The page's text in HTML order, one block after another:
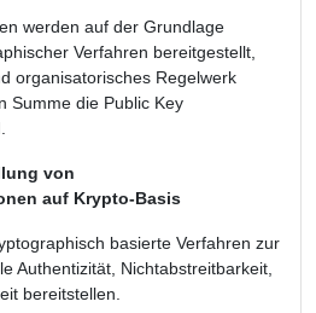
werden auf der Grundlage
Verfahren bereitgestellt,
organisatorisches Regelwerk
Summe die Public Key
von
auf Krypto-Basis
basierte Verfahren zur
Authentizität, Nichtabstreitbarkeit,
bereitstellen.